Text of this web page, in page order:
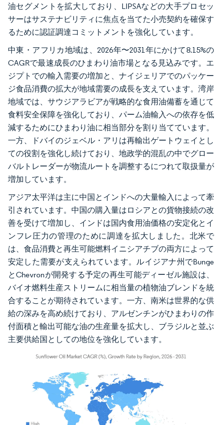
油セグメントを拡大しており、LIPSAなどの大手プロセッ
サーはサステナビリティに焦点を当てた小売契約を確保す
るために認証調達コミットメントを強化しています。
中東・アフリカ地域は、2026年〜2031年にかけて8.15%の
CAGRで最速成長のひまわり油市場となる見込みです。エ
ジプトでの輸入需要の増加と、ナイジェリアでのパッケー
ジ食品消費の拡大が地域需要の成長を支えています。湾岸
地域では、サウジアラビアが戦略的な食用油備蓄を通じて
食料安全保障を強化しており、パーム油輸入への依存を低
減するためにひまわり油に相当部分を割り当てています。
一方、ドバイのジェベル・アリは再輸出ゲートウェイとし
ての役割を強化し続けており、地政学的混乱の中でグロー
バルトレーダーが物流ルートを調整するにつれて取扱量が
増加しています。
アジア太平洋は主に中国とインドへの大量輸入によって牽
引されています。中国の購入量はロシアとの貨物接続の改
善を受けて増加し、インドは国内食用油価格の安定化とイ
ンフレ圧力の管理のために調達を拡大しました。北米で
は、食品消費と再生可能燃料イニシアチブの両方によって
安定した需要が支えられています。ルイジアナ州でBunge
とChevronが開発する予定の再生可能ディーゼル施設は、
バイオ燃料生産ストリームに相当量の植物油ブレンドを統
合することが期待されています。一方、南米は世界的な供
給の深みを高め続けており、アルゼンチンがひまわりの作
付面積と輸出可能な油の生産量を拡大し、ブラジルと並ぶ
主要供給国としての地位を強化しています。